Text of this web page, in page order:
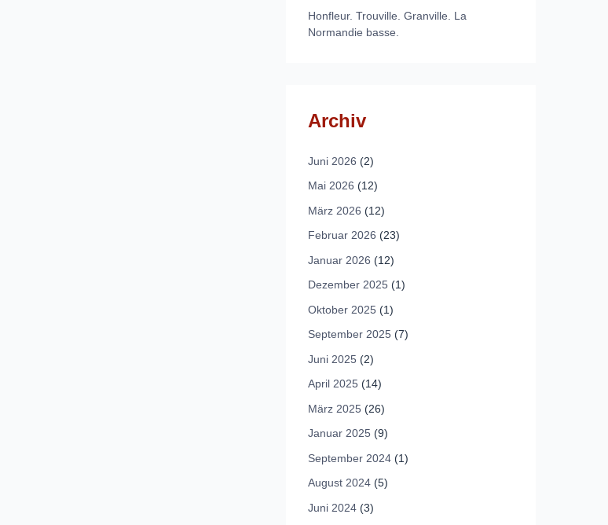
Honfleur. Trouville. Granville. La
Normandie basse.
Archiv
Juni 2026 (2)
Mai 2026 (12)
März 2026 (12)
Februar 2026 (23)
Januar 2026 (12)
Dezember 2025 (1)
Oktober 2025 (1)
September 2025 (7)
Juni 2025 (2)
April 2025 (14)
März 2025 (26)
Januar 2025 (9)
September 2024 (1)
August 2024 (5)
Juni 2024 (3)